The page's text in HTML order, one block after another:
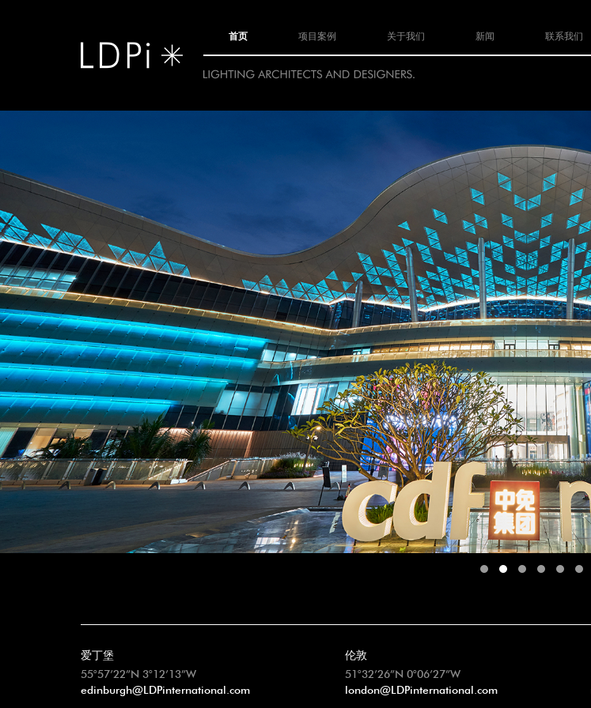
首页 项目案例 关于我们 新闻 联系我们
爱丁堡
55°57’22”N 3°12’13”W
edinburgh@LDPinternational.com
伦敦
51°32’26”N 0°06’27”W
london@LDPinternational.com